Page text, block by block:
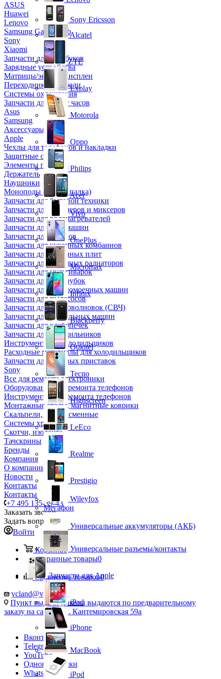
ASUS
Huawei
Lenovo
Samsung Galaxy Tab
Sony
Xiaomi
Запчасти для ноутбуков
Зарядные устройства
Матрицы/экраны/дисплеи
Переходники и кабели
Системы охлаждения
Запчасти для смарт часов
Asus
Samsung
Аксессуары
Apple
Чехлы для телефонов и накладки
Защитные стекла
Элементы питания
Держатель
Наушники
Моноподы (Селфи палка)
Запчасти для бытовой техники
Запчасти для блендеров и миксеров
Запчасти для водонагревателей
Запчасти для кофемашин
Запчасти для кулеров
Запчасти для кухонных комбаинов
Запчасти для кухонных плит
Запчасти для масляных радиаторов
Запчасти для мультиварок
Запчасти для мясорубок
Запчасти для посудомоечных машин
Запчасти для пылесосов
Запчасти для микроволновок (СВЧ)
Запчасти для стиральных машин
Запчасти для хлебопечек
Запчасти для холодильников
Инструмент для холодильщиков
Расходные материалы для холодильщиков
Запчасти для игровых приставок
Sony
Все для ремонта электроники
Оборудование для ремонта телефонов
Инструменты для ремонта телефонов
Монтажные столы, магнитные коврики
Скальпели, лезвия сменные
Системы хранения
Скотчи, изолента
Тачскрины
Бренды
Компания
О компании
Новости
Контакты
Контакты
+7 495 135-39-43
Заказать звонок
Задать вопрос
Войти
Корзина0
Избранные товары0
Сравнение товаров0
vcland@vcland.ru
Пункт выдачи (заказы выдаются по предварительному
заказу на сайте), ул. Кантемировская 59а
Вконтакте
Telegram
YouTube
Одноклассники
WhatsApp
Sony Ericsson
Alcatel
ZTE
Explay
Motorola
Oppo
Philips
Acer
Vivo
OnePlus
Micromax
Infinix
Blackberry
Oukitel
Tecno
Highscreen
LeEco
Realme
Prestigio
Wileyfox
Мегафон
Универсальные аккумуляторы (АКБ)
Универсальные разъемы/контакты
Запчасти для Apple
iPad
iPhone
MacBook
iPod